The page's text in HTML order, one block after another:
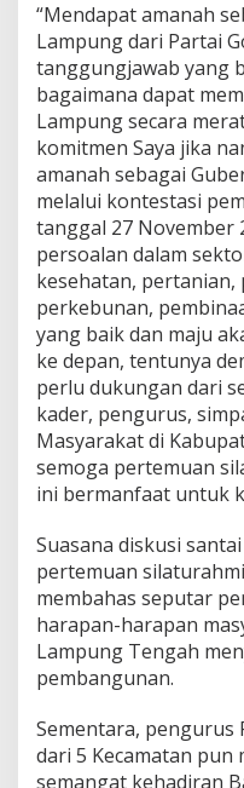
“Mendapat amanah
Lampung dari Partai
tanggungjawab yang
bagaimana dapat
Lampung secara
komitmen Saya jika
amanah sebagai
melalui kontestasi
tanggal 27 November
persoalan dalam
kesehatan,
perkebunan,
yang baik dan maju
ke depan, tentunya
perlu dukungan dari
kader, pengurus,
Masyarakat di
semoga pertemuan
ini bermanfaat untuk
Suasana diskusi
pertemuan
membahas seputar
harapan-harapan
Lampung Tengah
pembangunan.
Sementara, pengurus
dari 5 Kecamatan pun
semangat kehadiran